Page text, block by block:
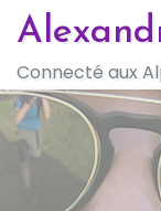
Skip
content
Connecté aux